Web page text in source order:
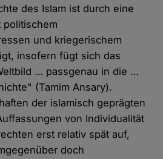
des Islam ist durch eine
politischem
und kriegerischem
insofern fügt sich das
… passgenau in die …
(Tamim Ansary).
der islamisch geprägten
von Individualität
erst relativ spät auf,
doch